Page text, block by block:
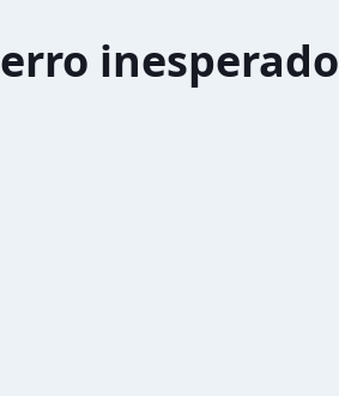
erro inesperado